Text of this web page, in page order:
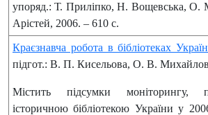
упоряд.: Т. Приліпко, Н. Вощевська, О.
Арістей, 2006. – 610 с.
Краєзнавча робота в бібліотеках
підгот.: В. П. Кисельова, О. В.
Містить підсумки моніторингу,
історичною бібліотекою України у